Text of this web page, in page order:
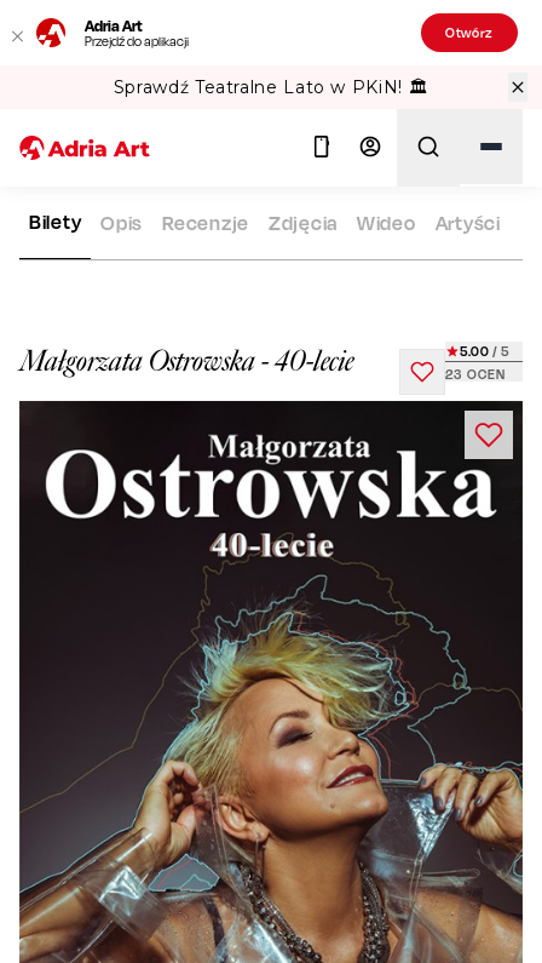
Adria Art
Przejdź do aplikacji Otwórz
Sprawdź Teatralne Lato w PKiN! 🏛️
ADRIA ART REPERTUAR MAŁGORZATA OSTROWSKA - 40-
Małgorzata Ostrowska - 40-lecie 23 OCEN
5.00 / 5
Bilety Opis Recenzje Zdjęcia Wideo Artyści